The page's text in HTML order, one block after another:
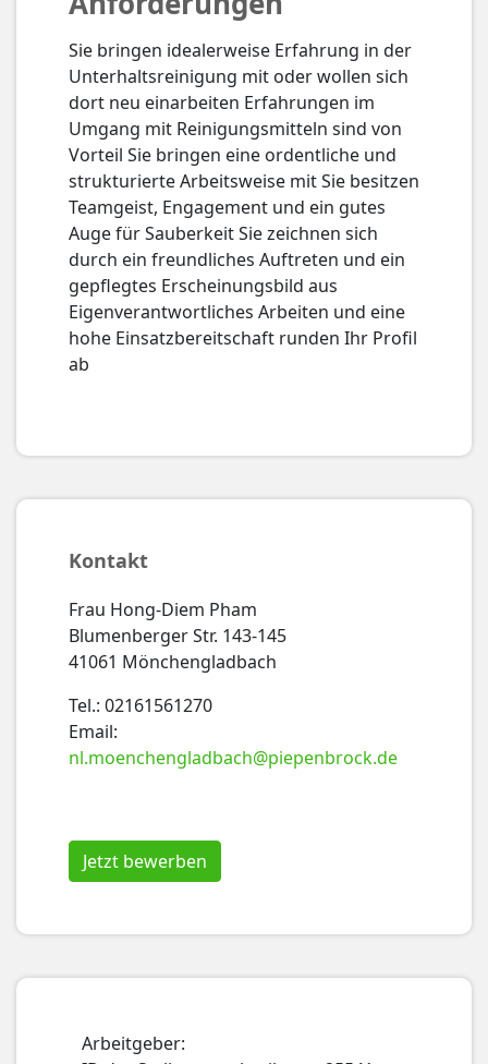
Sie bringen idealerweise Erfahrung in der
Unterhaltsreinigung mit oder wollen sich
dort neu einarbeiten Erfahrungen im
Umgang mit Reinigungsmitteln sind von
Vorteil Sie bringen eine ordentliche und
strukturierte Arbeitsweise mit Sie besitzen
Teamgeist, Engagement und ein gutes
Auge für Sauberkeit Sie zeichnen sich
durch ein freundliches Auftreten und ein
gepflegtes Erscheinungsbild aus
Eigenverantwortliches Arbeiten und eine
hohe Einsatzbereitschaft runden Ihr Profil
ab
Kontakt
Frau Hong-Diem Pham
Blumenberger Str. 143-145
41061 Mönchengladbach
Tel.: 02161561270
Email:
nl.moenchengladbach@piepenbrock.de
Jetzt bewerben
Arbeitgeber: